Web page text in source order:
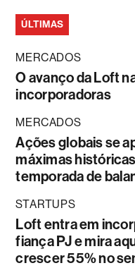
ÚLTIMAS
MERCADOS
O avanço da Loft
incorporadoras
MERCADOS
Ações globais se
máximas
temporada de
STARTUPS
Loft entra em
fiança PJ e mira
crescer 55% no